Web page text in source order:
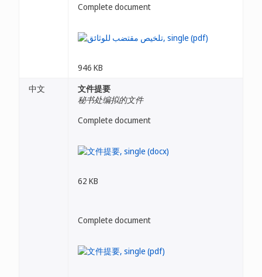
Complete document
946 KB
中文
文件提要
秘书处编拟的文件
Complete document
62 KB
Complete document